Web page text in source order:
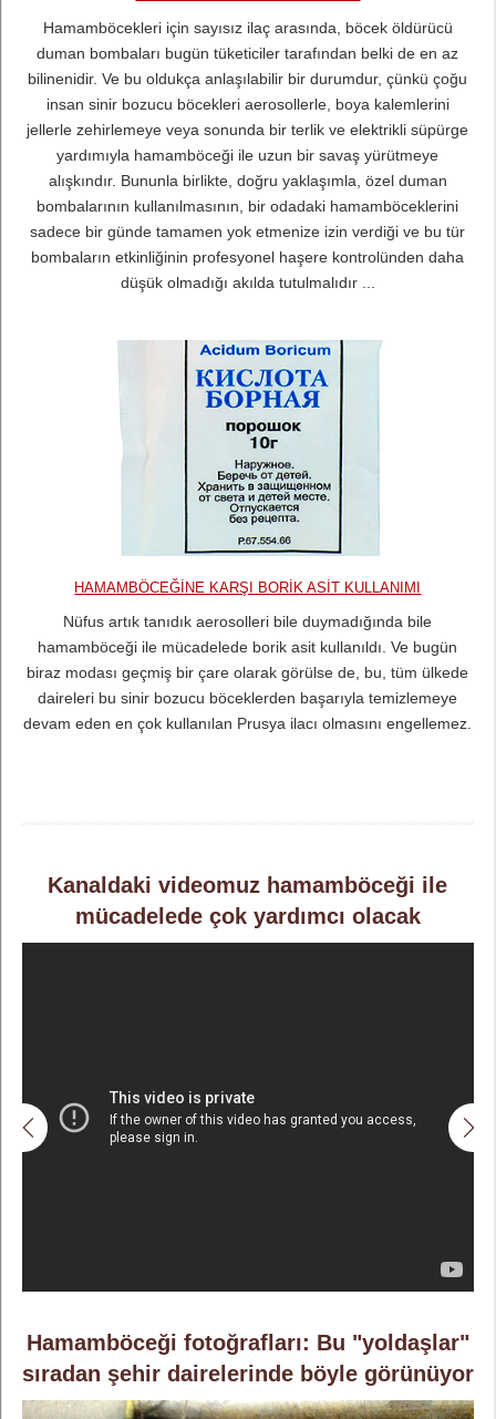
Hamamböcekleri için sayısız ilaç arasında, böcek öldürücü
duman bombaları bugün tüketiciler tarafından belki de en az
bilinenidir. Ve bu oldukça anlaşılabilir bir durumdur, çünkü çoğu
insan sinir bozucu böcekleri aerosollerle, boya kalemlerini
jellerle zehirlemeye veya sonunda bir terlik ve elektrikli süpürge
yardımıyla hamamböceği ile uzun bir savaş yürütmeye
alışkındır. Bununla birlikte, doğru yaklaşımla, özel duman
bombalarının kullanılmasının, bir odadaki hamamböceklerini
sadece bir günde tamamen yok etmenize izin verdiği ve bu tür
bombaların etkinliğinin profesyonel haşere kontrolünden daha
düşük olmadığı akılda tutulmalıdır ...
HAMAMBÖCEĞINE KARŞI BORIK ASIT KULLANIMI
Nüfus artık tanıdık aerosolleri bile duymadığında bile
hamamböceği ile mücadelede borik asit kullanıldı. Ve bugün
biraz modası geçmiş bir çare olarak görülse de, bu, tüm ülkede
daireleri bu sinir bozucu böceklerden başarıyla temizlemeye
devam eden en çok kullanılan Prusya ilacı olmasını engellemez.
Kanaldaki videomuz hamamböceği ile
mücadelede çok yardımcı olacak
Hamamböceği fotoğrafları: Bu "yoldaşlar"
sıradan şehir dairelerinde böyle görünüyor